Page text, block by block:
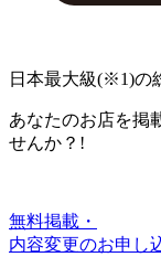
日本最大級(※1)の
あなたのお店を掲
せんか？!
無料掲載・
内容変更のお申し